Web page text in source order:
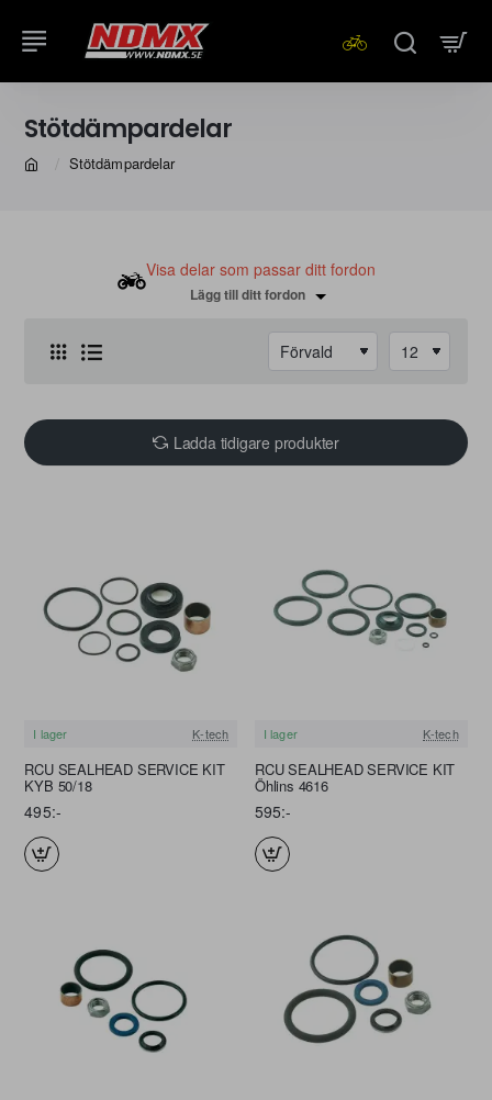
Stötdämpardelar
Stötdämpardelar
Visa delar som passar ditt fordon
Lägg till ditt fordon
Ladda tidigare produkter
I lager K-tech
RCU SEALHEAD SERVICE KIT
KYB 50/18
495:-
I lager K-tech
RCU SEALHEAD SERVICE KIT
Öhlins 4616
595:-